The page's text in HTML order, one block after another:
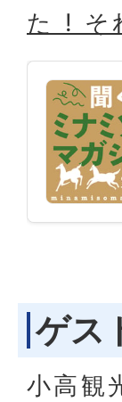
た ! そ
ゲス
小高観